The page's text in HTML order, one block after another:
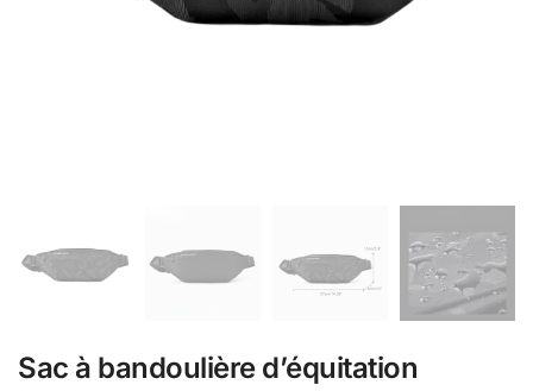
Sac à bandoulière d’équitation